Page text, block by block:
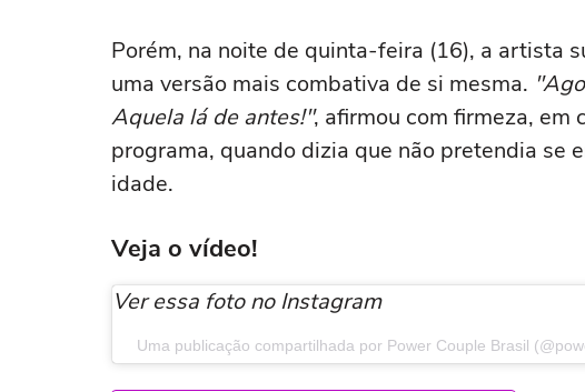
Porém, na noite de quinta-feira (16), a artista
uma versão mais combativa de si mesma.
Aquela lá de antes!", afirmou com firmeza, em
programa, quando dizia que não pretendia se
idade.
Veja o vídeo!
Ver essa foto no Instagram
Uma publicação compartilhada por Power Couple Brasil